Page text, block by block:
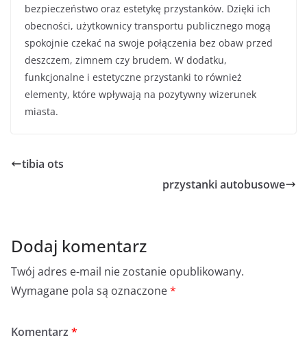
bezpieczeństwo oraz estetykę przystanków. Dzięki ich
obecności, użytkownicy transportu publicznego mogą
spokojnie czekać na swoje połączenia bez obaw przed
deszczem, zimnem czy brudem. W dodatku,
funkcjonalne i estetyczne przystanki to również
elementy, które wpływają na pozytywny wizerunek
miasta.
tibia ots
przystanki autobusowe
Dodaj komentarz
Twój adres e-mail nie zostanie opublikowany.
Wymagane pola są oznaczone*
Komentarz *